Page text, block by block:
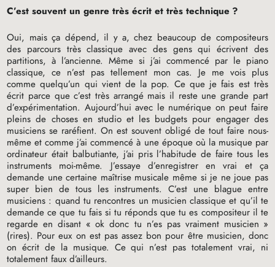
C’est souvent un genre très écrit et très technique ?
Oui, mais ça dépend, il y a, chez beaucoup de compositeurs
des parcours très classique avec des gens qui écrivent des
partitions, à l’ancienne. Même si j’ai commencé par le piano
classique, ce n’est pas tellement mon cas. Je me vois plus
comme quelqu’un qui vient de la pop. Ce que je fais est très
écrit parce que c’est très arrangé mais il reste une grande part
d’expérimentation. Aujourd’hui avec le numérique on peut faire
pleins de choses en studio et les budgets pour engager des
musiciens se raréfient. On est souvent obligé de tout faire nous-
même et comme j’ai commencé à une époque où la musique par
ordinateur était balbutiante, j’ai pris l’habitude de faire tous les
instruments moi-même. J’essaye d’enregistrer en vrai et ça
demande une certaine maîtrise musicale même si je ne joue pas
super bien de tous les instruments. C’est une blague entre
musiciens : quand tu rencontres un musicien classique et qu’il te
demande ce que tu fais si tu réponds que tu es compositeur il te
regarde en disant « ok donc tu n’es pas vraiment musicien »
(rires). Pour eux on est pas assez bon pour être musicien, donc
on écrit de la musique. Ce qui n’est pas totalement vrai, ni
totalement faux d’ailleurs.